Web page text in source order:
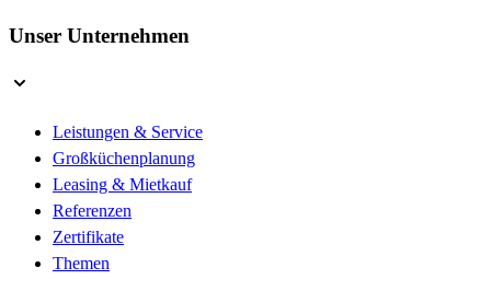
Unser Unternehmen
Leistungen & Service
Großküchenplanung
Leasing & Mietkauf
Referenzen
Zertifikate
Themen